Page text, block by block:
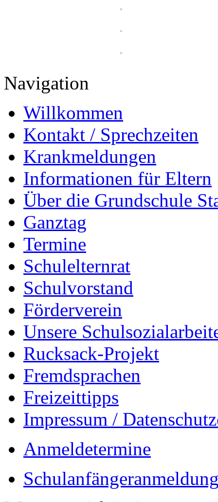
Navigation
Willkommen
Kontakt / Sprechzeiten
Krankmeldungen
Informationen für Eltern
Über die Grundschule
Ganztag
Termine
Schulelternrat
Schulvorstand
Förderverein
Unsere
Rucksack-Projekt
Fremdsprachen
Freizeittipps
Impressum /
Anmeldetermine